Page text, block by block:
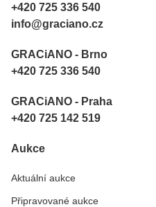
+420 725 336 540
info@graciano.cz
GRACiANO - Brno
+420 725 336 540
GRACiANO - Praha
+420 725 142 519
Aukce
Aktuální aukce
Připravované aukce